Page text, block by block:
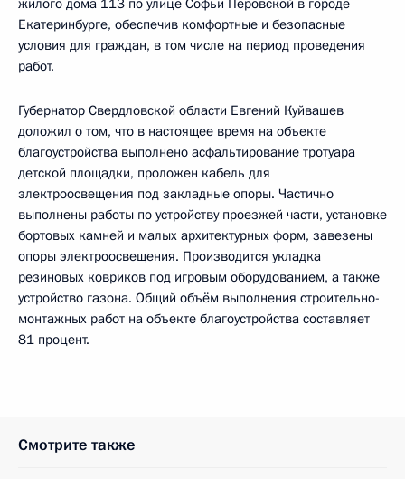
жилого дома 113 по улице Софьи Перовской в городе
Екатеринбурге, обеспечив комфортные и безопасные
условия для граждан, в том числе на период проведения
работ.
Губернатор Свердловской области Евгений Куйвашев
доложил о том, что в настоящее время на объекте
благоустройства выполнено асфальтирование тротуара
детской площадки, проложен кабель для
электроосвещения под закладные опоры. Частично
выполнены работы по устройству проезжей части, установке
бортовых камней и малых архитектурных форм, завезены
опоры электроосвещения. Производится укладка
резиновых ковриков под игровым оборудованием, а также
устройство газона. Общий объём выполнения строительно-
монтажных работ на объекте благоустройства составляет
81 процент.
Смотрите также